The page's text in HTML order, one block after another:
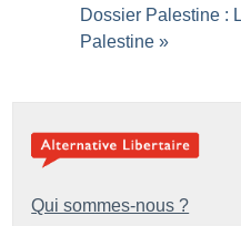
Dossier Palestine :
Palestine »
Qui sommes-nous ?